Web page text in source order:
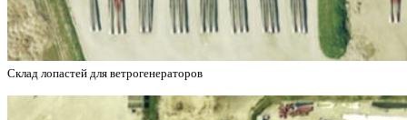
Склад лопастей для ветрогенераторов